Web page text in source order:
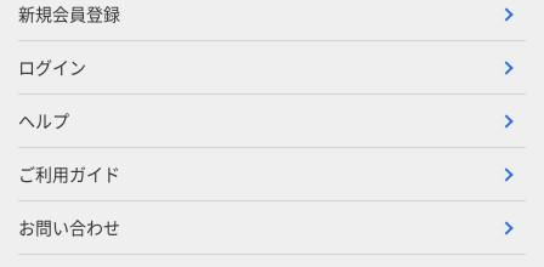
新規会員登録
ログイン
ヘルプ
ご利用ガイド
お問い合わせ